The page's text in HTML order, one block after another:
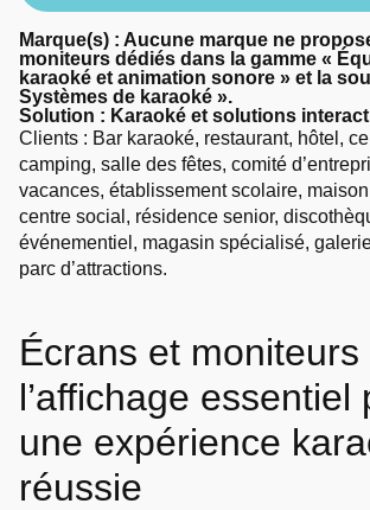
Marque(s) : Aucune marque ne
moniteurs dédiés dans la gamme «
karaoké et animation sonore » et la
Systèmes de karaoké ».
Solution : Karaoké et solutions
Clients : Bar karaoké, restaurant, hôtel,
camping, salle des fêtes, comité
vacances, établissement scolaire,
centre social, résidence senior,
événementiel, magasin spécialisé,
parc d’attractions.
Écrans et moniteurs
l’affichage essentiel
une expérience
réussie